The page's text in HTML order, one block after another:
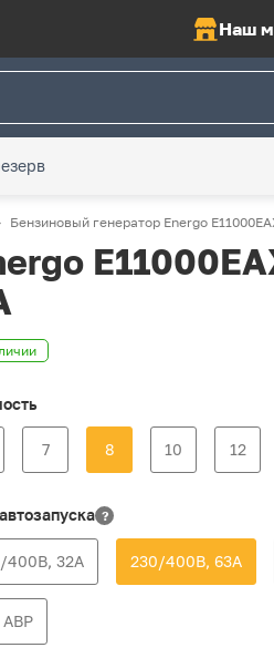
Наш
Бензиновый генератор Energo
7 8 10 12
?
400В, 32А 230/400В, 63А
АВР